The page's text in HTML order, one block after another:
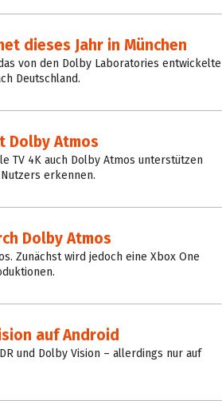
dieses Jahr in München
von den Dolby Laboratories entwickelte
Deutschland.
Dolby Atmos
TV 4K auch Dolby Atmos unterstützen
erkennen.
Dolby Atmos
Zunächst wird jedoch eine Xbox One
auf Android
und Dolby Vision – allerdings nur auf